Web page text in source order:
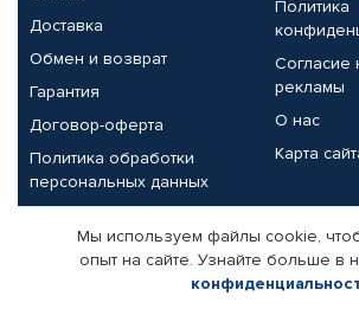
Доставка
Обмен и возврат
Гарантия
Договор-оферта
Политика обработки
персональных данных
Политика
Согласие
рекламы
О нас
Карта
Партнерам
Корпоративным клиентам
Мы используем файлы cookie,
опыт на сайте. Узнайте больше в